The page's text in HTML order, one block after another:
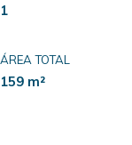
1
ÁREA TOTAL
159 m²